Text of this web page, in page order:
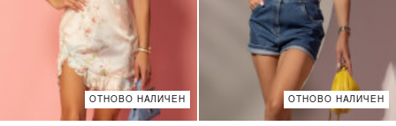
ОТНОВО НАЛИЧЕН ОТНОВО НАЛИЧЕН